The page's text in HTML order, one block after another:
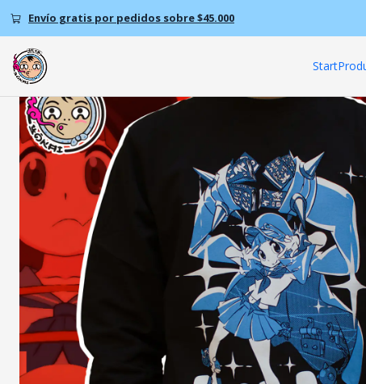
Start
Envío gratis por pedidos sobre $45.000